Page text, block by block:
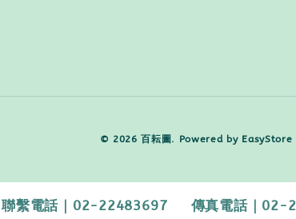
© 2026 百耘圖. Powered by EasyStore
話｜02-22483697 傳真電話｜02-